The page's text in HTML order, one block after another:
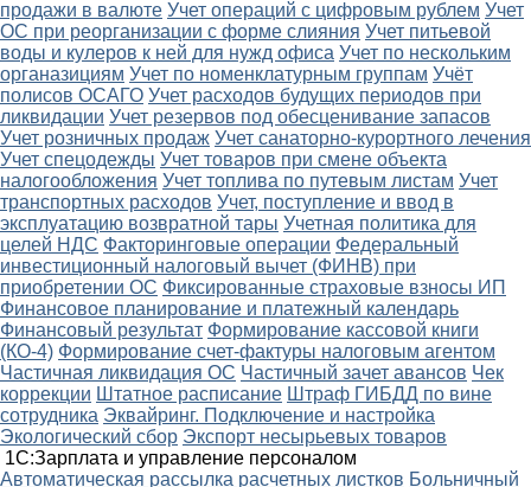
продажи в валюте Учет операций с цифровым рублем Учет
ОС при реорганизации с форме слияния Учет питьевой
воды и кулеров к ней для нужд офиса Учет по нескольким
органазициям Учет по номенклатурным группам Учёт
полисов ОСАГО Учет расходов будущих периодов при
ликвидации Учет резервов под обесценивание запасов
Учет розничных продаж Учет санаторно-курортного лечения
Учет спецодежды Учет товаров при смене объекта
налогообложения Учет топлива по путевым листам Учет
транспортных расходов Учет, поступление и ввод в
эксплуатацию возвратной тары Учетная политика для
целей НДС Факторинговые операции Федеральный
инвестиционный налоговый вычет (ФИНВ) при
приобретении ОС Фиксированные страховые взносы ИП
Финансовое планирование и платежный календарь
Финансовый результат Формирование кассовой книги
(КО-4) Формирование счет-фактуры налоговым агентом
Частичная ликвидация ОС Частичный зачет авансов Чек
коррекции Штатное расписание Штраф ГИБДД по вине
сотрудника Эквайринг. Подключение и настройка
Экологический сбор Экспорт несырьевых товаров
1С:Зарплата и управление персоналом
Автоматическая рассылка расчетных листков Больничный